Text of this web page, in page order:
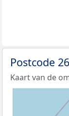
Postcode
Kaart van de